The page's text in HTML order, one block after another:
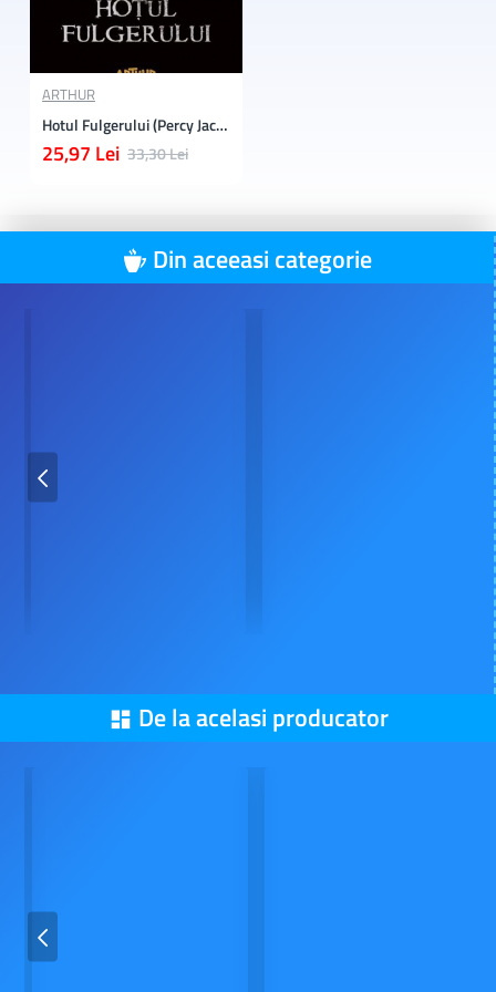
ARTHUR
Hotul Fulgerului (Percy Jackson si Olimpienii Vol. 1)
25,97 Lei 33,30 Lei
Din aceeasi categorie
De la acelasi producator